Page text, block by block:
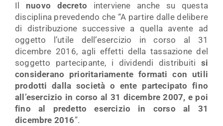
Il nuovo decreto interviene anche su questa
disciplina prevedendo che “A partire dalle delibere
di distribuzione successive a quella avente ad
oggetto l’utile dell’esercizio in corso al 31
dicembre 2016, agli effetti della tassazione del
soggetto partecipante, i dividendi distribuiti si
considerano prioritariamente formati con utili
prodotti dalla società o ente partecipato fino
all’esercizio in corso al 31 dicembre 2007, e poi
fino al predetto esercizio in corso al 31
dicembre 2016”.